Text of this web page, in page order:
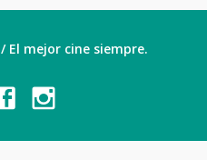
El mejor cine siempre.